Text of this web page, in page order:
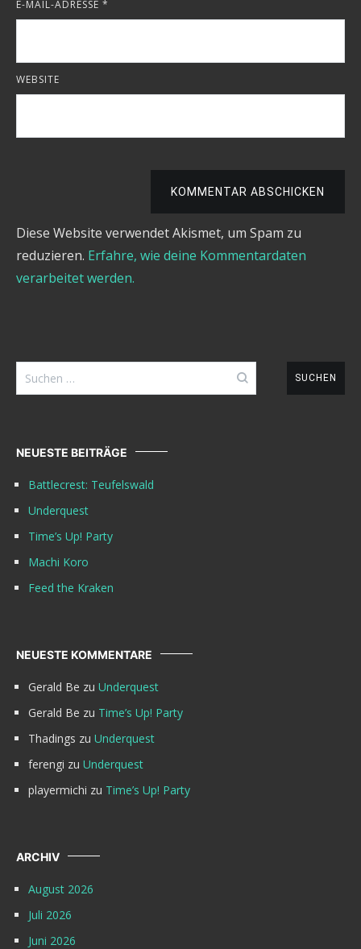
E-MAIL-ADRESSE *
WEBSITE
KOMMENTAR ABSCHICKEN
Diese Website verwendet Akismet, um Spam zu
reduzieren. Erfahre, wie deine Kommentardaten
verarbeitet werden.
Suchen
nach:
NEUESTE BEITRÄGE
Battlecrest: Teufelswald
Underquest
Time’s Up! Party
Machi Koro
Feed the Kraken
NEUESTE KOMMENTARE
Gerald Be zu Underquest
Gerald Be zu Time’s Up! Party
Thadings zu Underquest
ferengi zu Underquest
playermichi zu Time’s Up! Party
ARCHIV
August 2026
Juli 2026
Juni 2026